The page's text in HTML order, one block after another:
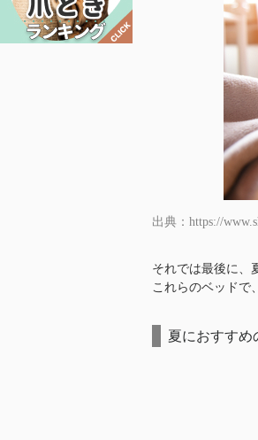
出典：https://
それでは最後に、
これらのベッドで
夏におすす